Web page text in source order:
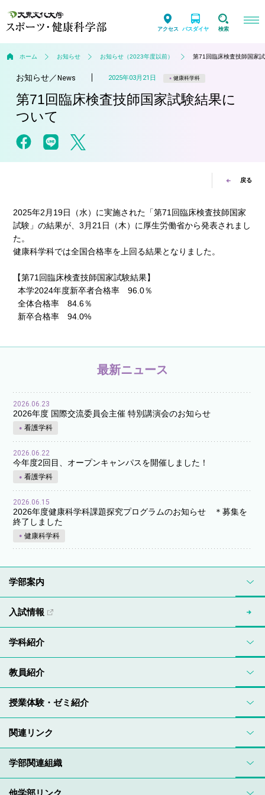
アクセス バスダイヤ 検索
ホーム お知らせ お知らせ（2023年度以前） 第71回臨床検査技師国家
お知らせ／ News 2025年03月21日 健康科学科
第71回臨床検査技師国家試験結果に
ついて
戻る
2025年2月19日（水）に実施された「第71回臨床検査技師国家
試験」の結果が、3月21日（木）に厚生労働省から発表されまし
た。
健康科学科では全国合格率を上回る結果となりました。
【第71回臨床検査技師国家試験結果】
本学2024年度新卒者合格率 96.0％
全体合格率 84.6％
新卒合格率 94.0%
最新ニュース
2026.06.23
2026年度 国際交流委員会主催 特別講演会のお知らせ
看護学科
2026.06.22
今年度2回目、オープンキャンパスを開催しました！
看護学科
2026.06.15
2026年度健康科学科課題探究プログラムのお知らせ ＊募集を
終了しました
健康科学科
学部関連組織
学部案内
入試情報
学科紹介
教員紹介
授業体験・ゼミ紹介
関連リンク